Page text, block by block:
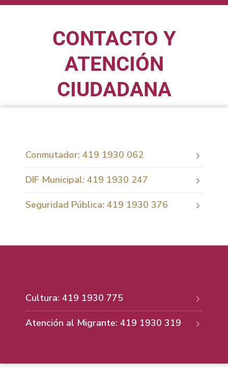
CONTACTO Y
ATENCIÓN
CIUDADANA
Conmutador: 419 1930 062
DIF Municipal: 419 1930 247
Seguridad Pública: 419 1930 376
Cultura: 419 1930 775
Atención al Migrante: 419 1930 319